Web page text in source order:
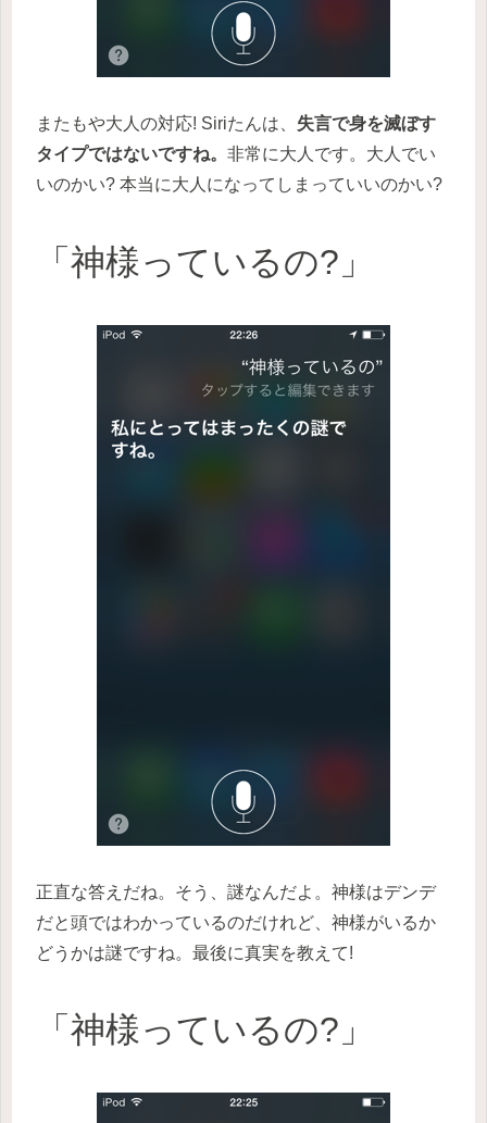
またもや大人の対応! Siriたんは、 失言で身を滅ぼす
タイプではないですね。 非常に大人です。大人でい
いのかい? 本当に大人になってしまっていいのかい?
「神様っているの?」
正直な答えだね。そう、謎なんだよ。神様はデンデ
だと頭ではわかっているのだけれど、神様がいるか
どうかは謎ですね。最後に真実を教えて!
「神様っているの?」